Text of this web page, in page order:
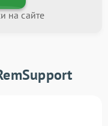
на сайте